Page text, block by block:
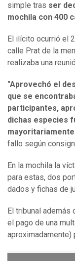
simple tras ser
mochila con 400
El ilícito ocurrió el
calle Prat de la
realizaba una
"Aprovechó el
que se
participantes,
dichas especies
fallo según
En la mochila la
para estas, dos
dados y fichas de
El tribunal además
el pago de una